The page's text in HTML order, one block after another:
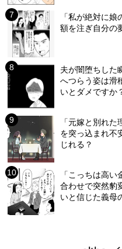
「私が絶対に
額を注ぎ自分の
夫が闇堕ちした
へつらう姿は滑
いとダメですか
「元嫁と別れ
を突っ込まれ不
じれる？
「こっちは高
合わせで突然豹
いと信じた義母